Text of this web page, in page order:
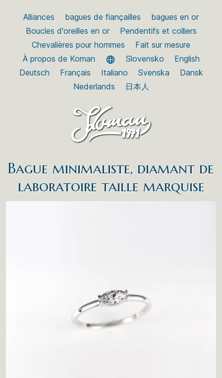
Alliances bagues de fiançailles
bagues en or
Boucles d'oreilles en or
Pendentifs et colliers
Chevalières pour hommes
Fait sur mesure
À propos de Koman
Slovensko
English
Deutsch
Français Italiano Svenska
Dansk
Nederlands
日本人
Bague minimaliste, diamant de
laboratoire taille marquise